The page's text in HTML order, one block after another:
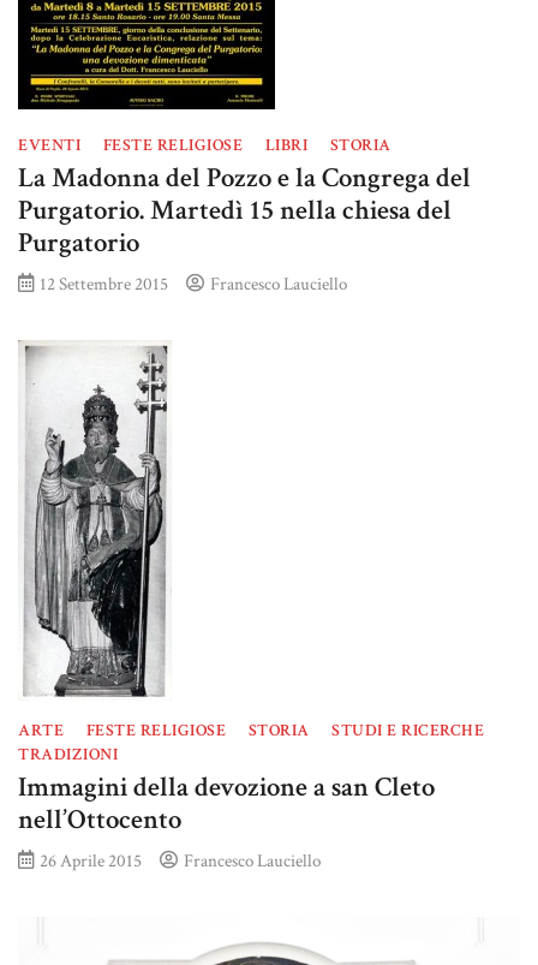
EVENTI FESTE RELIGIOSE LIBRI STORIA
La Madonna del Pozzo e la Congrega del
Purgatorio. Martedì 15 nella chiesa del
Purgatorio
12 Settembre 2015 Francesco Lauciello
ARTE FESTE RELIGIOSE STORIA
STUDI E RICERCHE
TRADIZIONI
Immagini della devozione a san Cleto
nell’Ottocento
26 Aprile 2015 Francesco Lauciello